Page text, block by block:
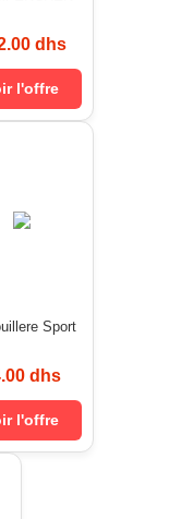
dhs
l'offre
Sport
dhs
l'offre